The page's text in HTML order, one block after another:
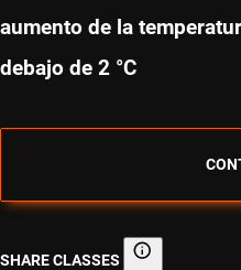
aumento de la
debajo de 2 °C
SHARE CLASSES Share classes